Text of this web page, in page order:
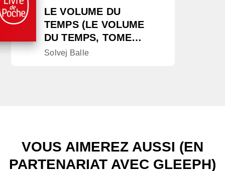
LE VOLUME DU
TEMPS (LE VOLUME
DU TEMPS, TOME…
Solvej Balle
VOUS AIMEREZ AUSSI (EN
PARTENARIAT AVEC GLEEPH)